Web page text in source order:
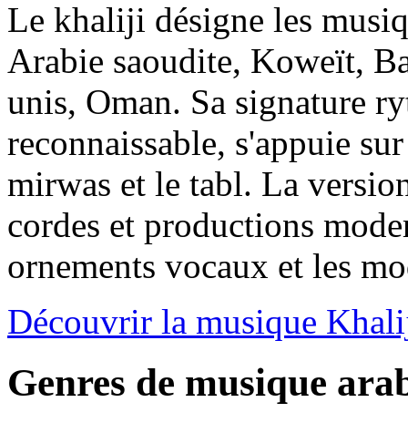
Le khaliji désigne les
Arabie saoudite, Koweït,
unis, Oman. Sa signature
reconnaissable, s'appuie
mirwas et le tabl. La
cordes et productions
ornements vocaux et les
Découvrir la musique
Genres de musique